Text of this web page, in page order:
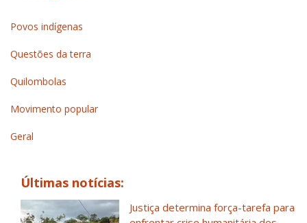
Povos indígenas
Questões da terra
Quilombolas
Movimento popular
Geral
Últimas notícias:
Justiça determina força-tarefa para